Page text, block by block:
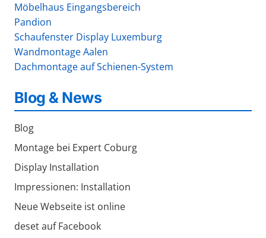
Möbelhaus Eingangsbereich
Pandion
Schaufenster Display Luxemburg
Wandmontage Aalen
Dachmontage auf Schienen-System
Blog & News
Blog
Montage bei Expert Coburg
Display Installation
Impressionen: Installation
Neue Webseite ist online
deset auf Facebook